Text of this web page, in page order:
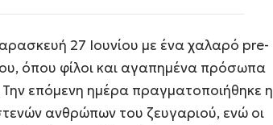
27 Ιουνίου με ένα χαλαρό pre-
όπου φίλοι και αγαπημένα πρόσωπα
επόμενη ημέρα πραγματοποιήθηκε η
ανθρώπων του ζευγαριού, ενώ οι